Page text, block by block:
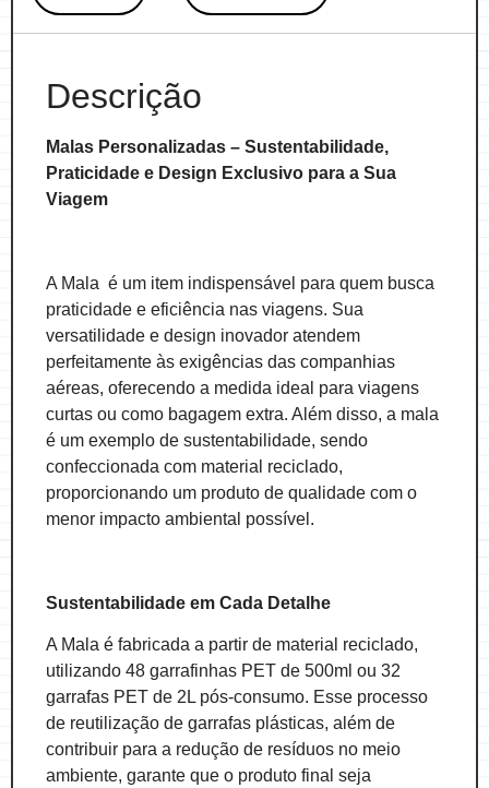
Descrição
Malas Personalizadas – Sustentabilidade,
Praticidade e Design Exclusivo para a Sua
Viagem
A Mala é um item indispensável para quem busca
praticidade e eficiência nas viagens. Sua
versatilidade e design inovador atendem
perfeitamente às exigências das companhias
aéreas, oferecendo a medida ideal para viagens
curtas ou como bagagem extra. Além disso, a mala
é um exemplo de sustentabilidade, sendo
confeccionada com material reciclado,
proporcionando um produto de qualidade com o
menor impacto ambiental possível.
Sustentabilidade em Cada Detalhe
A Mala é fabricada a partir de material reciclado,
utilizando 48 garrafinhas PET de 500ml ou 32
garrafas PET de 2L pós-consumo. Esse processo
de reutilização de garrafas plásticas, além de
contribuir para a redução de resíduos no meio
ambiente, garante que o produto final seja